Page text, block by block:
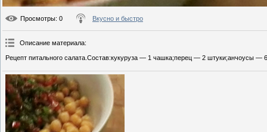
Просмотры: 0 Вкусно и быстро
Описание материала:
Рецепт питального салата.Состав:кукуруза — 1 чашка;перец — 2 штуки;анчоусы —